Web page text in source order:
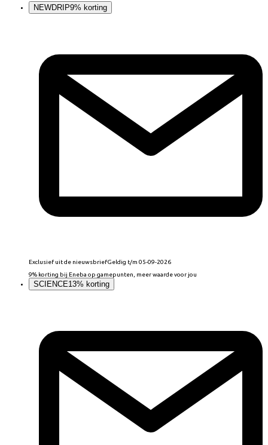
NEWDRIP9% korting
Exclusief uit de nieuwsbriefGeldig t/m 05-09-2026
9% korting bij Eneba op gamepunten, meer waarde voor jou
SCIENCE13% korting